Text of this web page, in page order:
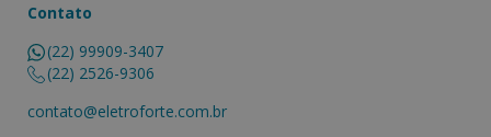
Contato
(22) 99909-3407
(22) 2526-9306
contato@eletroforte.com.br